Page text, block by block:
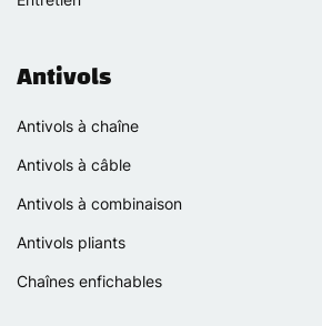
Antivols
Antivols à chaîne
Antivols à câble
Antivols à combinaison
Antivols pliants
Chaînes enfichables